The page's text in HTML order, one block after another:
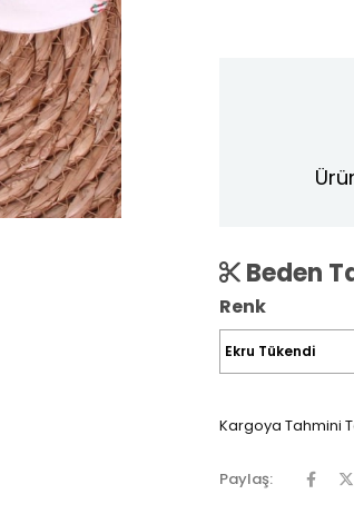
Beden
Renk
Kargoya Tahmini
Paylaş: